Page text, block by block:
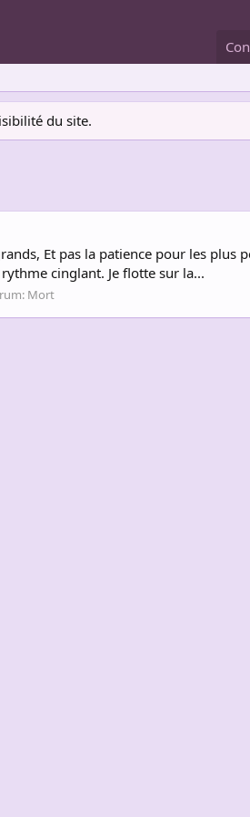
du site.
Et pas la patience pour les plus
cinglant. Je flotte sur la...
Mort